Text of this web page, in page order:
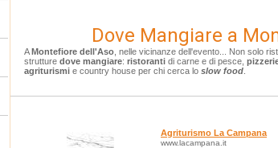
Dove Mangiare a
AMontefiore dell'Aso , nelle vicinanze dell'evento... Non solo
strutture dove mangiare: ristoranti di carne e di pesce,
agriturismi e country house per chi cerca lo slow food
Agriturismo La Campana
www.lacampana.it